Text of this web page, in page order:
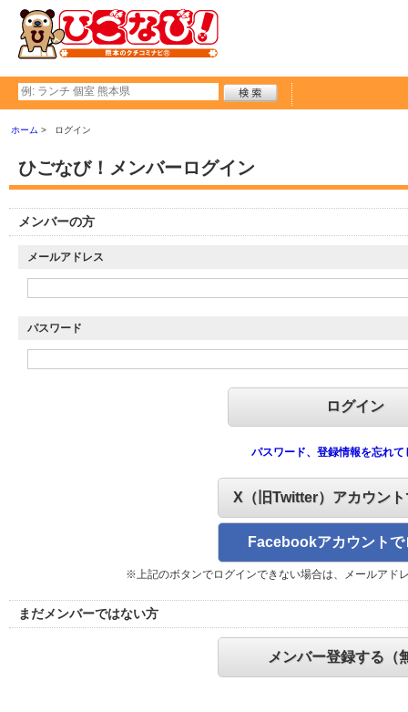
ホーム ログイン
ひごなび！メンバーログイン
メンバーの方
メールアドレス
パスワード
パスワード、登録情報を忘れて
X（旧Twitter）アカウン
Facebookアカウントで
※上記のボタンでログインできない場合は、メールアド
まだメンバーではない方
メンバー登録する（